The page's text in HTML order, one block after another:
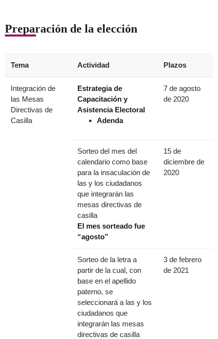
Preparación de la elección
Tema Actividad Plazos
Integración de
las Mesas
Directivas de
Casilla
Estrategia de
Capacitación y
Asistencia Electoral
Adenda
7 de agosto
de 2020
Sorteo del mes del
calendario como base
para la insaculación de
las y los ciudadanos
que integrarán las
mesas directivas de
casilla
El mes sorteado fue
“agosto”
15 de
diciembre de
2020
Sorteo de la letra a
partir de la cual, con
base en el apellido
paterno, se
seleccionará a las y los
ciudadanos que
integrarán las mesas
directivas de casilla
3 de febrero
de 2021